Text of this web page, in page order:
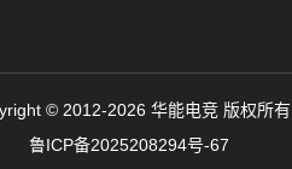
© 2012-2026 华能电竞 版权所有
鲁ICP备2025208294号-67